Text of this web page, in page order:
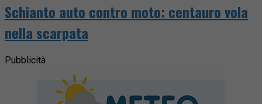
Schianto auto contro moto: centauro vola
nella scarpata
Pubblicità